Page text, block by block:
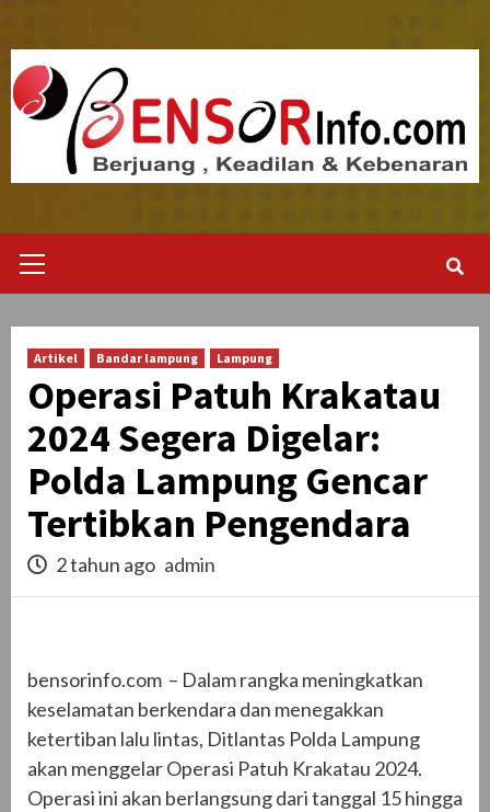
content
Menu
Artikel Bandar lampung Lampung
Operasi Patuh Krakatau
2024 Segera Digelar:
Polda Lampung Gencar
Tertibkan Pengendara
2 tahun ago admin
bensorinfo.com – Dalam rangka meningkatkan
keselamatan berkendara dan menegakkan
ketertiban lalu lintas, Ditlantas Polda Lampung
akan menggelar Operasi Patuh Krakatau 2024.
Operasi ini akan berlangsung dari tanggal 15 hingga